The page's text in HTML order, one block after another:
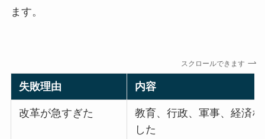
ます。
スクロールできます
失敗理由 内容
改革が急すぎた
教育、行政、軍事、経済
した